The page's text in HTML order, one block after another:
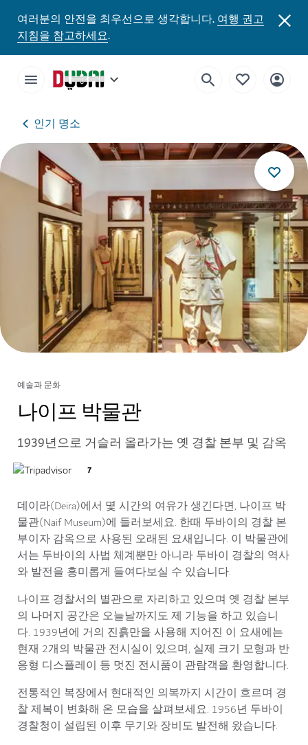
여러분의 안전을 최우선으로 생각합니다.여행 권고
지침을 참고하세요.
인기 명소
예술과 문화
나이프 박물관
1939년으로 거슬러 올라가는 옛 경찰 본부 및 감옥
7
데이라(Deira)에서 몇 시간의 여유가 생긴다면, 나이프 박
물관(Naif Museum)에 들러보세요. 한때 두바이의 경찰 본
부이자 감옥으로 사용된 오래된 요새입니다. 이 박물관에
서는 두바이의 사법 체계뿐만 아니라 두바이 경찰의 역사
와 발전을 흥미롭게 들여다보실 수 있습니다.
나이프 경찰서의 별관으로 자리하고 있으며 옛 경찰 본부
의 나머지 공간은 오늘날까지도 제 기능을 하고 있습니
다. 1939년에 거의 진흙만을 사용해 지어진 이 요새에는
현재 2개의 박물관 전시실이 있으며, 실제 크기 모형과 반
응형 디스플레이 등 멋진 전시품이 관람객을 환영합니다.
전통적인 복장에서 현대적인 의복까지 시간이 흐르며 경
찰 제복이 변화해 온 모습을 살펴보세요. 1956년 두바이
경찰청이 설립된 이후 무기와 장비도 발전해 왔습니다.